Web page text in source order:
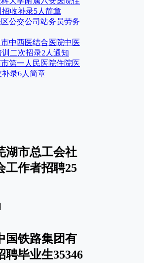
收补录5人简章
区公交公司站务员劳务
市中西医结合医院中医
二次招录2人通知
市第一人民医院住院医
录6人简章
湖市总工会社
工作者招聘25
国铁路集团有
聘毕业生35346